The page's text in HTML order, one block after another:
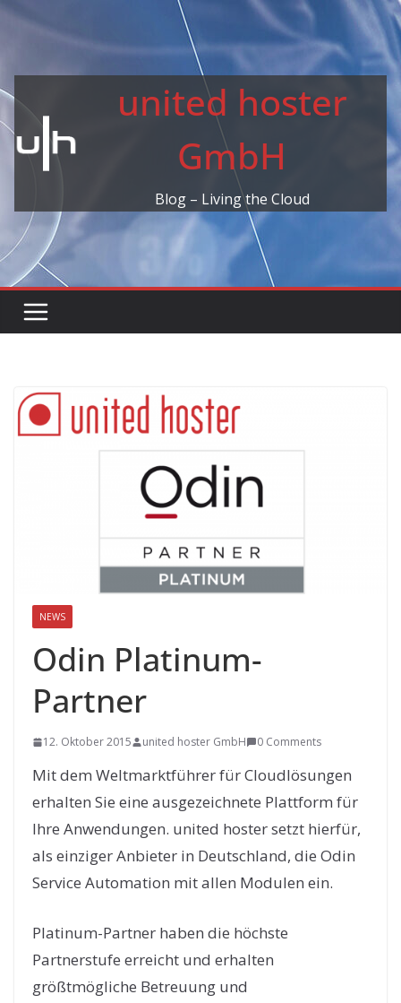
Skip
united hoster
GmbH
Blog – Living the Cloud
NEWS
Odin Platinum-
Partner
12. Oktober 2015 united hoster GmbH 0 Comments
Mit dem Weltmarktführer für Cloudlösungen
erhalten Sie eine ausgezeichnete Plattform für
Ihre Anwendungen. united hoster setzt hierfür,
als einziger Anbieter in Deutschland, die Odin
Service Automation mit allen Modulen ein.
Platinum-Partner haben die höchste
Partnerstufe erreicht und erhalten
größtmögliche Betreuung und